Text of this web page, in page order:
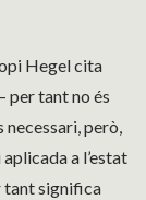
Hegel cita
per tant no és
necessari, però,
a l’estat
tant significa